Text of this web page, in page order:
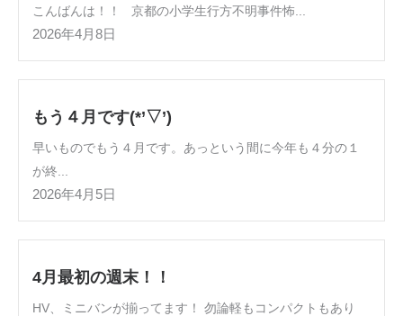
こんばんは！！ 京都の小学生行方不明事件怖...
2026年4月8日
もう４月です(*’▽’)
早いものでもう４月です。あっという間に今年も４分の１
が終...
2026年4月5日
4月最初の週末！！
HV、ミニバンが揃ってます！ 勿論軽もコンパクトもあり